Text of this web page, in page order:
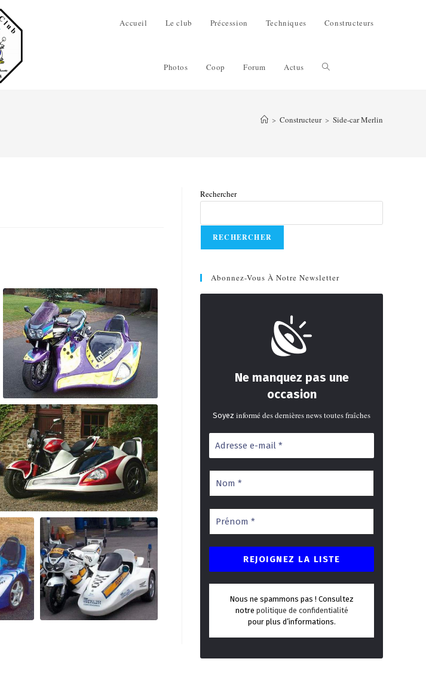
Accueil Le club Précession Techniques Constructeurs
Photos Coop Forum Actus
> Constructeur > Side-car Merlin
Rechercher
RECHERCHER
Abonnez-Vous À Notre Newsletter
Ne manquez pas une
occasion
Soyez informé des dernières news toutes fraîches
Nous ne spammons pas ! Consultez
notre politique de confidentialité
pour plus d’informations.